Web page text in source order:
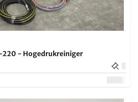
- Hogedrukreiniger